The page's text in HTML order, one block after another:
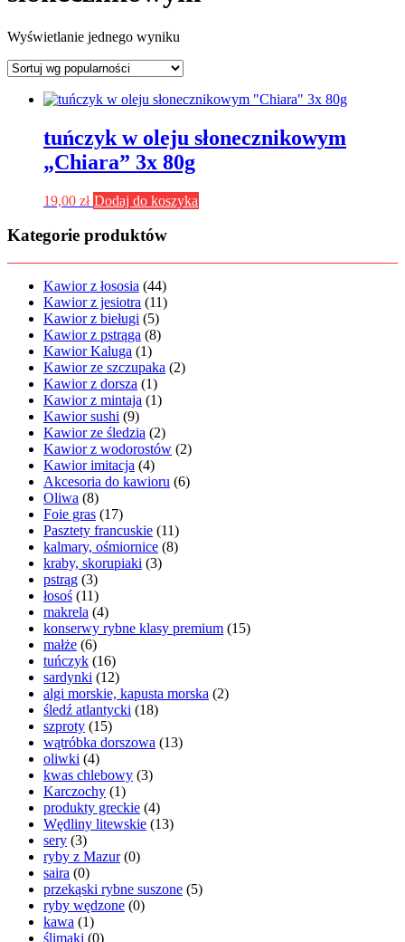
Wyświetlanie jednego wyniku
tuńczyk w oleju słonecznikowym
„Chiara” 3x 80g
19,00 zł Dodaj do koszyka
Kategorie produktów
Kawior z łososia (44)
Kawior z jesiotra (11)
Kawior z bieługi (5)
Kawior z pstrąga (8)
Kawior Kaluga (1)
Kawior ze szczupaka (2)
Kawior z dorsza (1)
Kawior z mintaja (1)
Kawior sushi (9)
Kawior ze śledzia (2)
Kawior z wodorostów (2)
Kawior imitacja (4)
Akcesoria do kawioru (6)
Oliwa (8)
Foie gras (17)
Pasztety francuskie (11)
kalmary, ośmiornice (8)
kraby, skorupiaki (3)
pstrąg (3)
łosoś (11)
makrela (4)
konserwy rybne klasy premium (15)
małże (6)
tuńczyk (16)
sardynki (12)
algi morskie, kapusta morska (2)
śledź atlantycki (18)
szproty (15)
wątróbka dorszowa (13)
oliwki (4)
kwas chlebowy (3)
Karczochy (1)
produkty greckie (4)
Wędliny litewskie (13)
sery (3)
ryby z Mazur (0)
saira (0)
przekąski rybne suszone (5)
ryby wędzone (0)
kawa (1)
ślimaki (0)